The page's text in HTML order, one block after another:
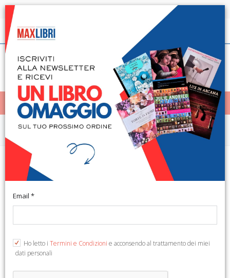
Spedizione in 24h per tutti i libri disponibili
Italiano
< Home
MENÙ
Gd4 photoartla. La fotografia
s'industria
cura di Giovanna Calvenzi. Bologna, 2008; br., ill. b/n e col.,
tavv., cm 21,5x20.
Email *
Ho letto i Termini e Condizioni e acconsendo al trattamento dei miei
dati personali